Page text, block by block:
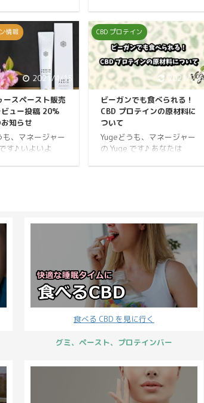
迎えました。 今
れないほどの
カーが製品をリリ
ど、業界全体が
上がっていま
製品の選択肢が増
のは、私たちに
しいことですよ
ら、それだけ多
を解決へと導いて
できるから。 そ
なるのが 内因性
いカンナビノイ
PharmaHemp 社の
Premium CBD リキッドの
取り扱いを始めました。 取
り扱いを記念して「春の
PharmaHemp 祭り」を開催
します！ それでは早速キャ
ンペーン内容の詳細です。
開催期間 12日間開催 2020
年3月25日(水)12:00から4
月5日(日)23:59まで。 ※開
催期間内での決済完了が対
象となります。 ※銀行振込
は期間内にお申し込みいた
情報
2021/4/15
ースペースト販売
ュー投稿 20%
知らせ
も、マネージャー
す♪ いよいよ
2位にトリプルス
る人気ぶりとな
。 すでにお手元
際に使用なさっ
もいらっしゃるで
かくいう僕も発売
して使っているこ
ガでお送りした
けど、使用感は
CBD プロテイン
2021/2/6
ビーガンでも食べられる！
CBD プロテインの原材料に
ついて
Yugeどうも、マネージャー
の Yuge です♪ あなたは
す。 日本にも少しずつ浸透
してきていて、ビーガンレ
ストランが各地で見られる
ようになってきました。 食
に対する考え方は人それぞ
れですが、CBD プロテイン
は完全菜食主義を良しとす
る人でも食べられる仕様に
なっています。 そこで本記
ゃない人も安心して食べら
料 ...
食べる CBD を見に行く
グミ、ペースト、プロテインバー